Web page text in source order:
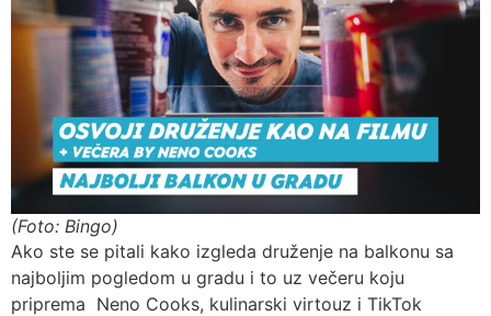
(Foto: Bingo)
Ako ste se pitali kako izgleda druženje na balkonu sa
najboljim pogledom u gradu i to uz večeru koju
priprema Neno Cooks, kulinarski virtouz i TikTok